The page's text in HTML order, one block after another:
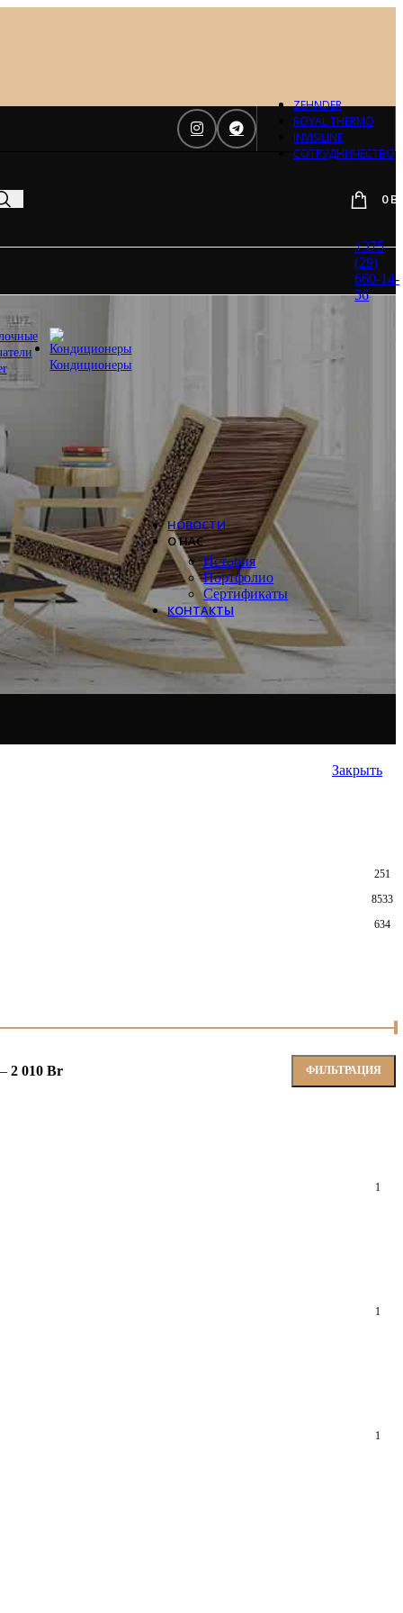
ZEHNDER
ROYAL THERMO
INVISILINE
СОТРУДНИЧЕСТВО
0
Кондиционеры
Отопление
Daveti
Royal
Thermo
Hitachi
LG
Systemair
Trox
Salda
VTS
НОВОСТИ
О НАС
История
Портфолио
Сертификаты
КОНТАКТЫ
+375
(29)
660-14-
56
Закрыть
251
8533
634
ФИЛЬТРАЦИЯ
2 010 Br
1
1
1